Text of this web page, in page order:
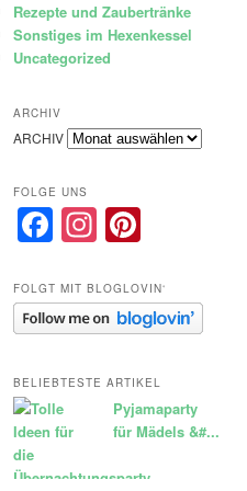
Rezepte und Zaubertränke
Sonstiges im Hexenkessel
Uncategorized
ARCHIV
ARCHIV
FOLGE UNS
Facebook
Instagram
FOLGT MIT BLOGLOVIN‘
BELIEBTESTE ARTIKEL
Pyjamaparty
für Mädels &#...